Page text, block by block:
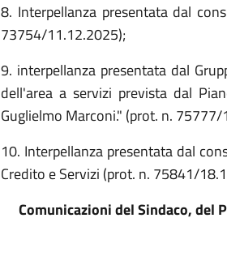
8. Interpellanza presentata dal
73754/11.12.2025);
9. interpellanza presentata dal
dell'area a servizi prevista dal
Guglielmo Marconi." (prot. n.
10. Interpellanza presentata dal
Credito e Servizi (prot. n. 75841/
Comunicazioni del Sindaco, del